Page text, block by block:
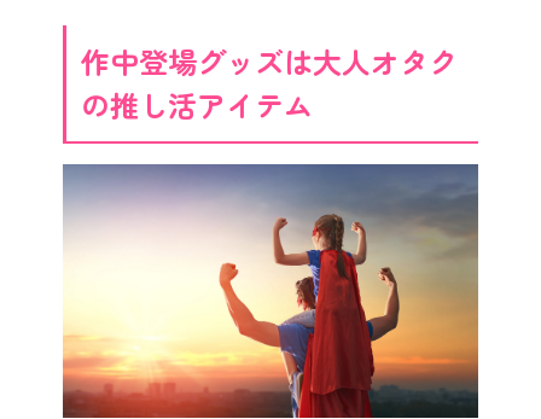
作中登場グッズは大人オタク
の推し活アイテム